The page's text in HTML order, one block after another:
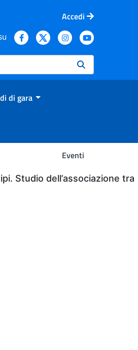
Accedi
di gara
Eventi
Studio dell’associazione tra